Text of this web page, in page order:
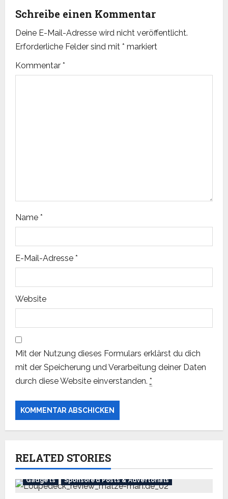
Schreibe einen Kommentar
Deine E-Mail-Adresse wird nicht veröffentlicht.
Erforderliche Felder sind mit * markiert
Kommentar *
Name *
E-Mail-Adresse *
Website
Mit der Nutzung dieses Formulars erklärst du dich
mit der Speicherung und Verarbeitung deiner Daten
durch diese Website einverstanden. *
RELATED STORIES
Gadgets Sponsored Posts & Advertorials